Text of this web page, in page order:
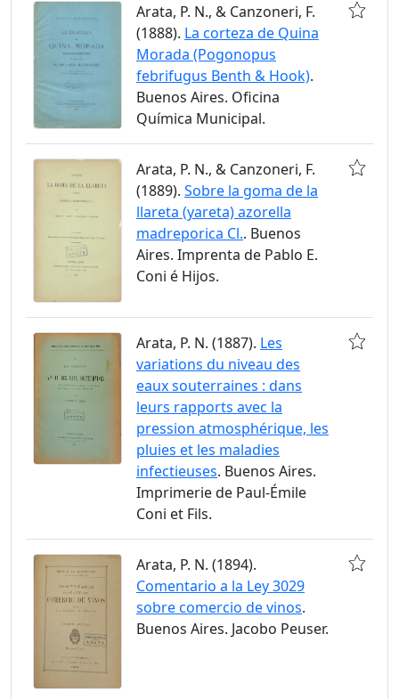
Arata, P. N., & Canzoneri, F.
(1888). La corteza de Quina
Morada (Pogonopus
febrifugus Benth & Hook).
Buenos Aires. Oficina
Química Municipal.
Arata, P. N., & Canzoneri, F.
(1889). Sobre la goma de la
llareta (yareta) azorella
madreporica Cl.. Buenos
Aires. Imprenta de Pablo E.
Coni é Hijos.
Arata, P. N. (1887). Les
variations du niveau des
eaux souterraines : dans
leurs rapports avec la
pression atmosphérique, les
pluies et les maladies
infectieuses. Buenos Aires.
Imprimerie de Paul-Émile
Coni et Fils.
Arata, P. N. (1894).
Comentario a la Ley 3029
sobre comercio de vinos.
Buenos Aires. Jacobo Peuser.